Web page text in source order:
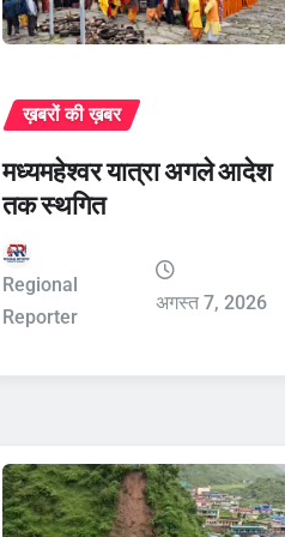
ख़बरों की ख़बर
मध्यमहेश्वर यात्रा अगले आदेश
तक स्थगित
Regional
Reporter
अगस्त 7, 2026